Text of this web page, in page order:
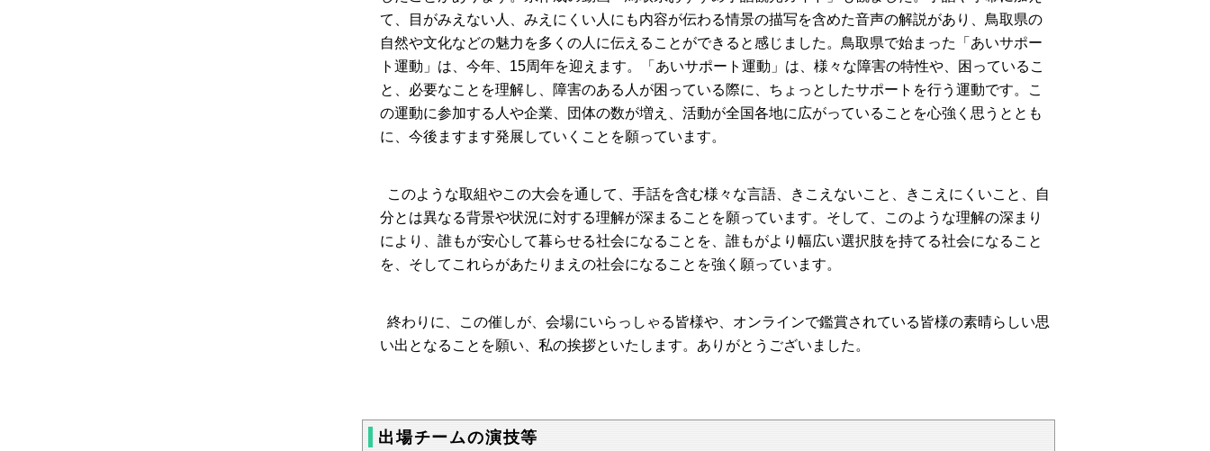
て、目がみえない人、みえにくい人にも内容が伝わる情景の描写を含めた音声の解説があり、鳥取県の
自然や文化などの魅力を多くの人に伝えることができると感じました。鳥取県で始まった「あいサポー
ト運動」は、今年、15周年を迎えます。「あいサポート運動」は、様々な障害の特性や、困っているこ
と、必要なことを理解し、障害のある人が困っている際に、ちょっとしたサポートを行う運動です。こ
の運動に参加する人や企業、団体の数が増え、活動が全国各地に広がっていることを心強く思うととも
に、今後ますます発展していくことを願っています。
このような取組やこの大会を通して、手話を含む様々な言語、きこえないこと、きこえにくいこと、自
分とは異なる背景や状況に対する理解が深まることを願っています。そして、このような理解の深まり
により、誰もが安心して暮らせる社会になることを、誰もがより幅広い選択肢を持てる社会になること
を、そしてこれらがあたりまえの社会になることを強く願っています。
終わりに、この催しが、会場にいらっしゃる皆様や、オンラインで鑑賞されている皆様の素晴らしい思
い出となることを願い、私の挨拶といたします。ありがとうございました。
出場チームの演技等